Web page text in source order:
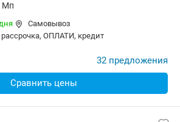
Мп
(стилус)
Самовывоз
рассрочка, ОПЛАТИ, кредит
32 предложения
Сравнить цены